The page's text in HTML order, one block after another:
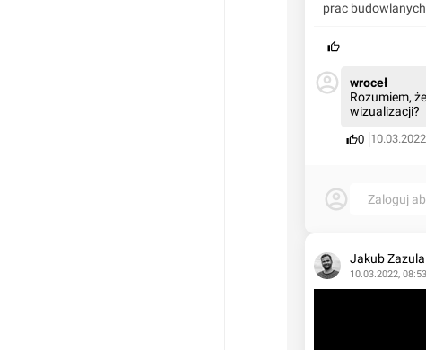
prac
wroceł
Rozumiem,
wizualizacji?
0
Zaloguj
Jakub Zazula
10.03.2022, 08:53